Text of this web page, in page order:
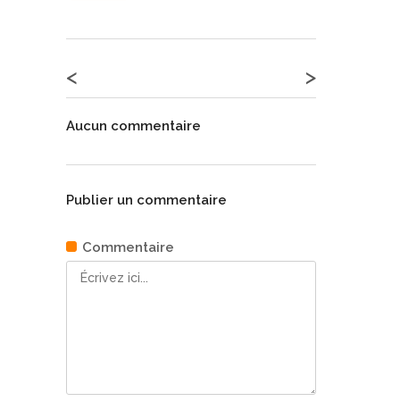
< >
Aucun commentaire
Publier un commentaire
Commentaire